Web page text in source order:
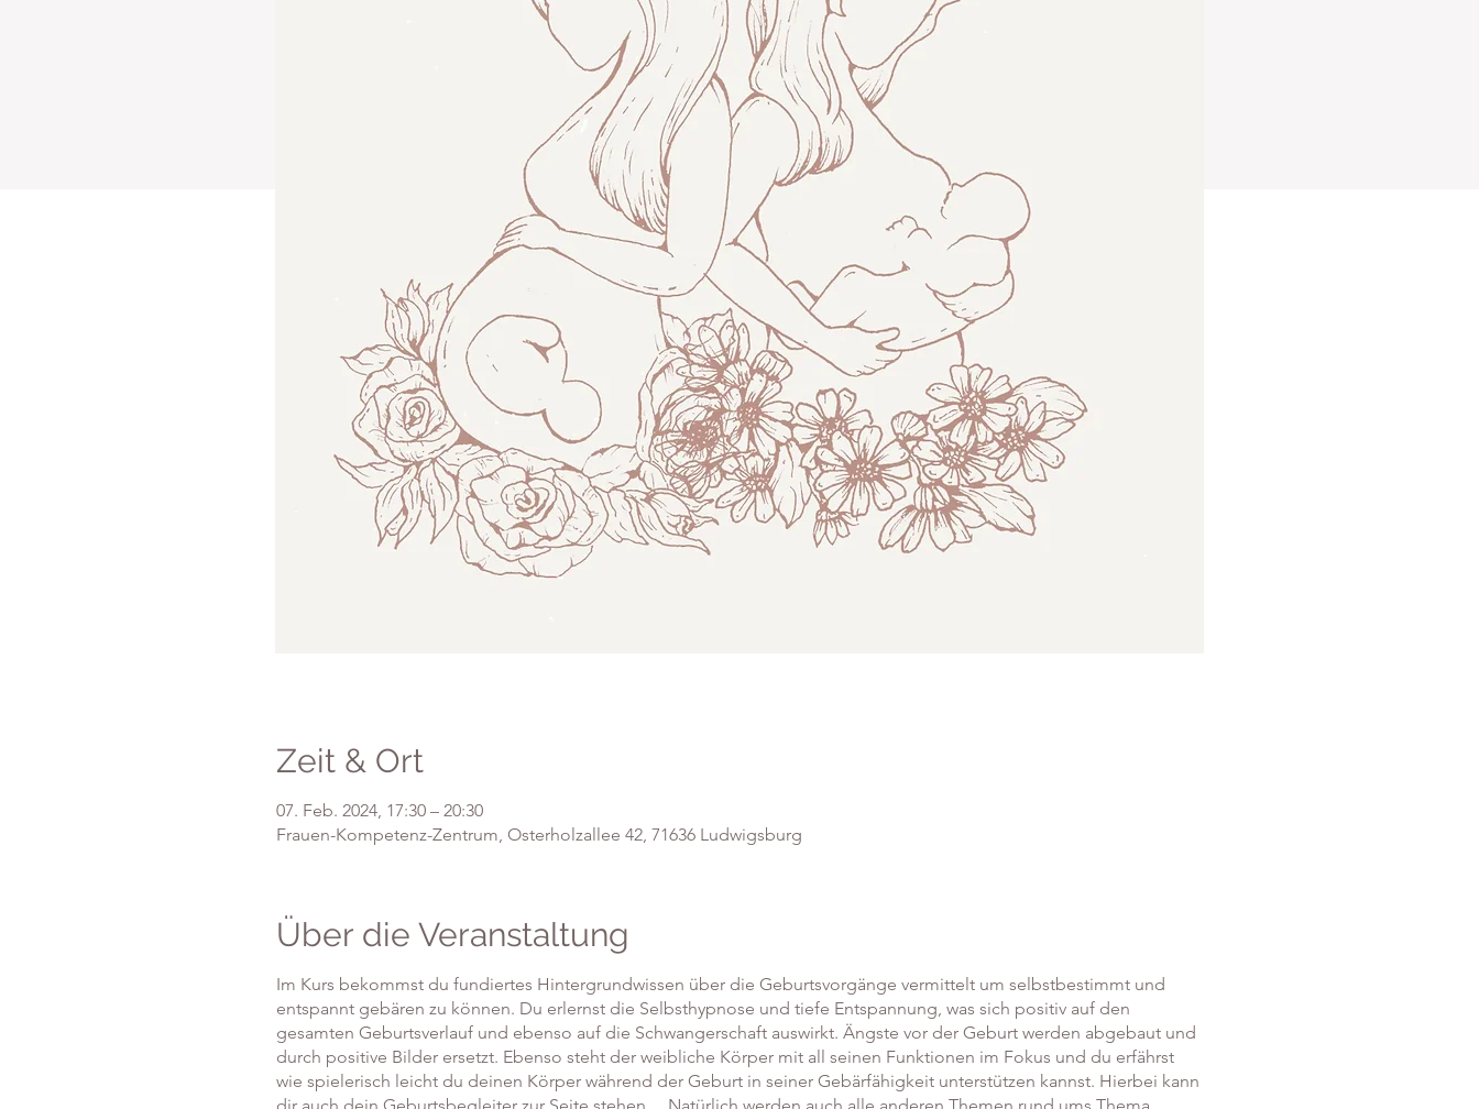
Zeit & Ort
07. Feb. 2024, 17:30 – 20:30
Frauen-Kompetenz-Zentrum, Osterholzallee 42, 71636 Ludwigsburg
Über die Veranstaltung
Im Kurs bekommst du fundiertes Hintergrundwissen über die Geburtsvorgänge vermittelt um selbstbestimmt und
entspannt gebären zu können. Du erlernst die Selbsthypnose und tiefe Entspannung, was sich positiv auf den
gesamten Geburtsverlauf und ebenso auf die Schwangerschaft auswirkt. Ängste vor der Geburt werden abgebaut und
durch positive Bilder ersetzt. Ebenso steht der weibliche Körper mit all seinen Funktionen im Fokus und du erfährst
wie spielerisch leicht du deinen Körper während der Geburt in seiner Gebärfähigkeit unterstützen kannst. Hierbei kann